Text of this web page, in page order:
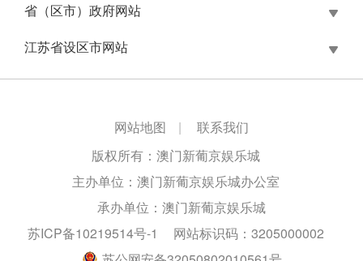
省（区市）政府网站
江苏省设区市网站
网站地图 |
联系我们
版权所有：澳门新葡京娱乐城
主办单位：澳门新葡京娱乐城办公室
承办单位：澳门新葡京娱乐城
苏ICP备10219514号-1
网站标识码：3205000002